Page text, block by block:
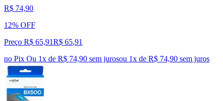
R$ 74,90
12% OFF
Preço R$ 65,91R$ 65,91
no Pix Ou 1x de R$ 74,90 sem jurosou 1x de R$ 74,90 sem juros